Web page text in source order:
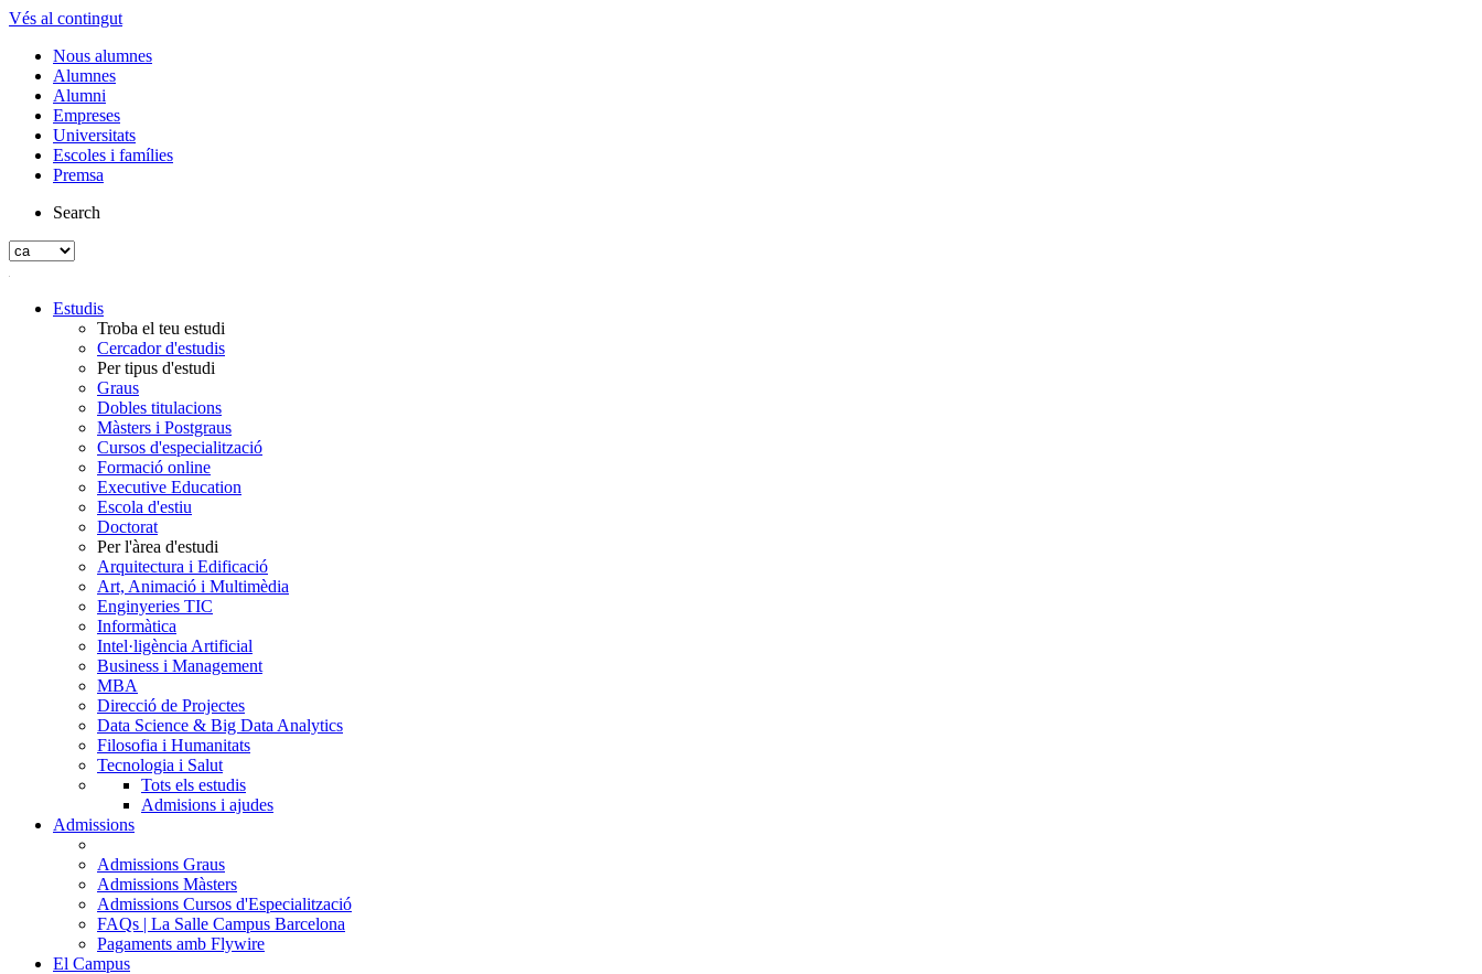
Vés al contingut
Nous alumnes
Alumnes
Alumni
Empreses
Universitats
Escoles i famílies
Premsa
Search
Estudis
Troba el teu estudi
Cercador d'estudis
Per tipus d'estudi
Graus
Dobles titulacions
Màsters i Postgraus
Cursos d'especialització
Formació online
Executive Education
Escola d'estiu
Doctorat
Per l'àrea d'estudi
Arquitectura i Edificació
Art, Animació i Multimèdia
Enginyeries TIC
Informàtica
Intel·ligència Artificial
Business i Management
MBA
Direcció de Projectes
Data Science & Big Data Analytics
Filosofia i Humanitats
Tecnologia i Salut
Tots els estudis
Admisions i ajudes
Admissions
Admissions Graus
Admissions Màsters
Admissions Cursos d'Especialització
FAQs | La Salle Campus Barcelona
Pagaments amb Flywire
El Campus